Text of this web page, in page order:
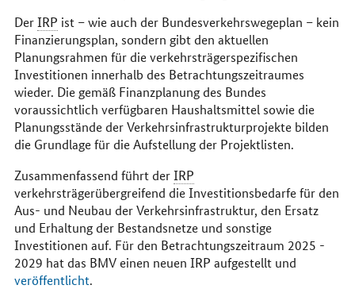
DerIRP ist – wie auch der Bundesverkehrswegeplan – kein
Finanzierungsplan, sondern gibt den aktuellen
Planungsrahmen für die verkehrsträgerspezifischen
Investitionen innerhalb des Betrachtungszeitraumes
wieder. Die gemäß Finanzplanung des Bundes
voraussichtlich verfügbaren Haushaltsmittel sowie die
Planungsstände der Verkehrsinfrastrukturprojekte bilden
die Grundlage für die Aufstellung der Projektlisten.
Zusammenfassend führt derIRP
verkehrsträgerübergreifend die Investitionsbedarfe für den
Aus- und Neubau der Verkehrsinfrastruktur, den Ersatz
und Erhaltung der Bestandsnetze und sonstige
Investitionen auf. Für den Betrachtungszeitraum 2025 -
2029 hat das BMV einen neuen IRP aufgestellt und
veröffentlicht.